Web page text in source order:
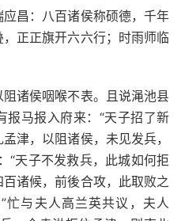
昌：八百诸侯称硕德，千年
正正旗开六六行；时雨师临
诸侯咽喉不表。且说渑池县
报马报入府来：“天子招了新
津，以阻诸侯，未见发兵，
“天子不发救兵，此城如何拒
诸候，前後合攻，此取败之
忙与夫人高兰英共议，夫人